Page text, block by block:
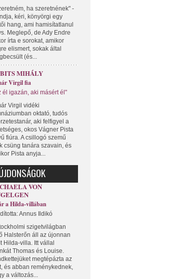
ha szeretnének" -
kéri, könyörgi egy
hang, ami hamisítatlanul
Meglepő, de Ady Endre
írta e sorokat, amikor
elismert, sokak által
(és...
MIHÁLY
Virgil fia
él igazán, aki másért él"
Virgil vidéki
oktató, tudós
aki felfigyel a
okos Vágner Pista
fiúra. A csillogó szemű
csüng tanára szavain, és
Pista anyja...
VON
a Hilda-villában
Annus Ildikó
szigetvilágban
Halsterőn áll az újonnan
Hilda-villa. Itt vállal
Thomas és Louise.
megtépázta az
és abban reménykednek,
a változás...